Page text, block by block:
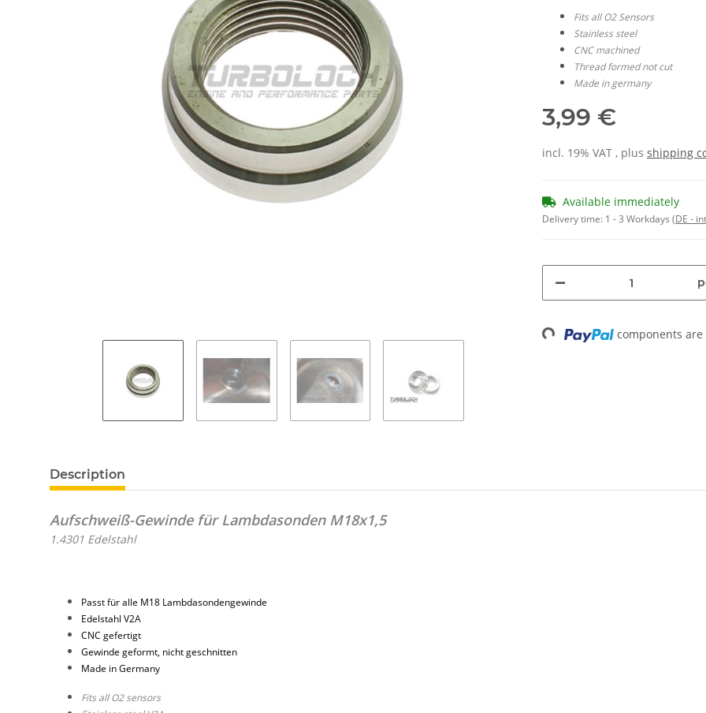
Fits all O2 Sensors
Stainless steel
CNC machined
Thread formed not cut
Made in germany
3,99 €
incl. 19% VAT , plus shipping
Available immediately
Delivery time: 1 - 3 Workdays (DE -
Loading... components
Description
Aufschweiß-Gewinde für Lambdasonden M18x1,5
1.4301 Edelstahl
Passt für alle M18 Lambdasondengewinde
Edelstahl V2A
CNC gefertigt
Gewinde geformt, nicht geschnitten
Made in Germany
Fits all O2 sensors